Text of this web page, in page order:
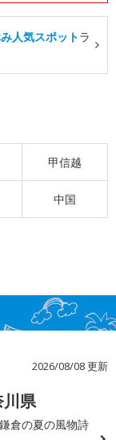
人気スポットラ
甲信越
中国
2026/08/08 更新
川県
倉の夏の風物詩